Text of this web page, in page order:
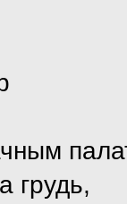
грудь,